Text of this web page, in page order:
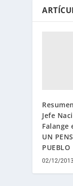
Jefe
UN
PUEBLO
02/12/2013